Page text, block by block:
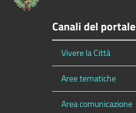
Canali del portale
Vivere la Città
Aree tematiche
Area comunicazione